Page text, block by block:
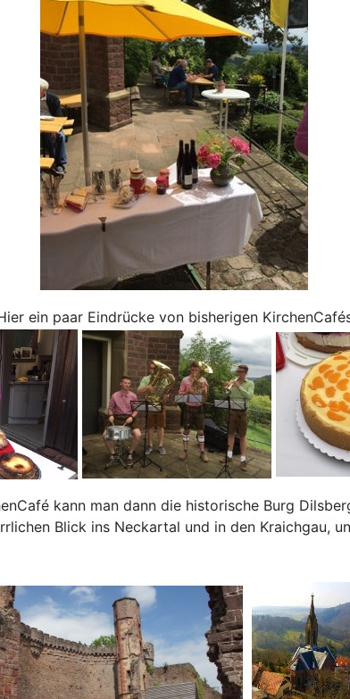
ein paar Eindrücke von bisherigen
kann man dann die historische Burg
Blick ins Neckartal und in den Kraichgau,